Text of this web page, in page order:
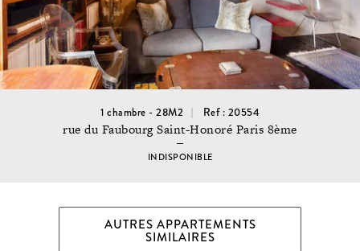
1 chambre - 28M2 Ref : 20554
rue du Faubourg Saint-Honoré Paris 8ème
INDISPONIBLE
AUTRES APPARTEMENTS
SIMILAIRES